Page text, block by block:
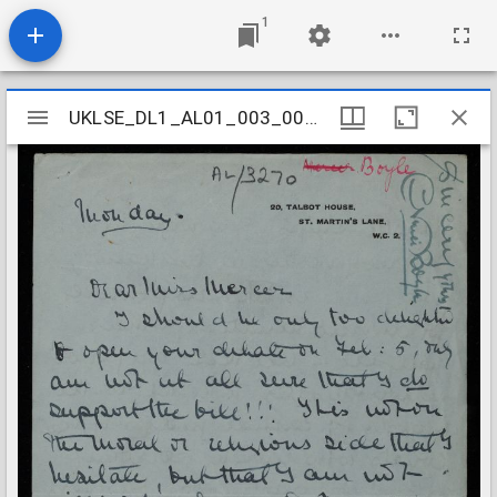
1
Mirador
viewer
UKLSE_DL1_AL01_003_007_0072
UKLSE_DL1_AL01_003_007_0072